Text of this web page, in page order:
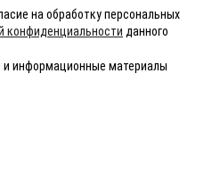
на обработку персональных
конфиденциальности данного
и информационные материалы